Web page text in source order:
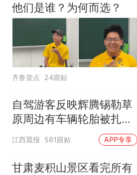
他们是谁？为何而选？
齐鲁壹点 24跟贴
自驾游客反映辉腾锡勒草
原周边有车辆轮胎被扎，
修理店铺换胎价格高达千
元，官方发布情况通报
江西晨报 581跟贴 APP专享
甘肃麦积山景区看完所有